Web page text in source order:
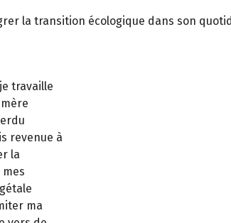
la transition écologique dans son
travaille
revenue à
la
ma